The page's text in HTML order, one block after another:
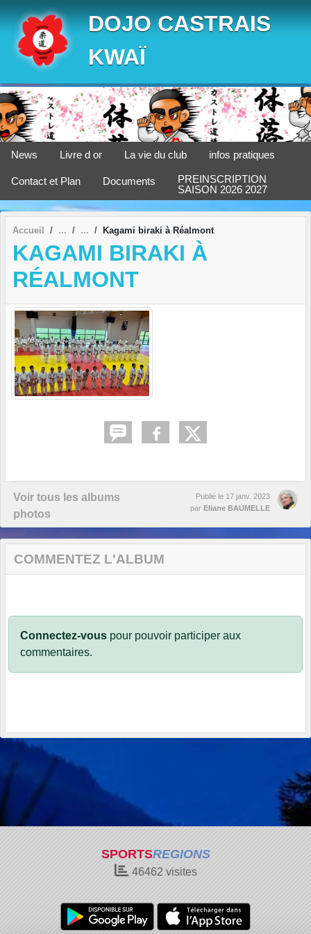
DOJO CASTRAIS
KWAÏ
News Livre d or La vie du club infos pratiques
Contact et Plan Documents
PREINSCRIPTION
SAISON 2026 2027
Accueil Kagami biraki à Réalmont
KAGAMI BIRAKI À
RÉALMONT
Voir tous les albums
photos
Publié le 17 janv. 2023
par Eliane BAUMELLE
COMMENTEZ L'ALBUM
Connectez-vous pour pouvoir participer aux
commentaires.
SPORTSREGIONS
46462 visites
Panneau de gestion des cookies